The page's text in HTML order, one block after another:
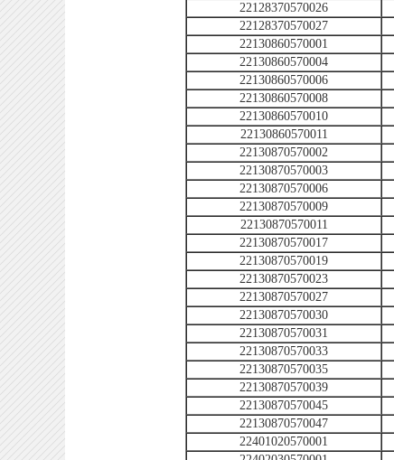
22128370570026
22128370570027
22130860570001
22130860570004
22130860570006
22130860570008
22130860570010
22130860570011
22130870570002
22130870570003
22130870570006
22130870570009
22130870570011
22130870570017
22130870570019
22130870570023
22130870570027
22130870570030
22130870570031
22130870570033
22130870570035
22130870570039
22130870570045
22130870570047
22401020570001